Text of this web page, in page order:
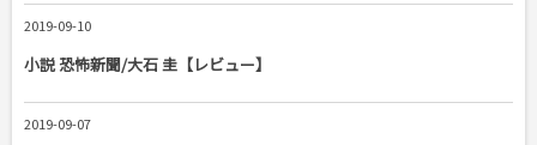
2019-09-10
小説 恐怖新聞/大石 圭【レビュー】
2019-09-07